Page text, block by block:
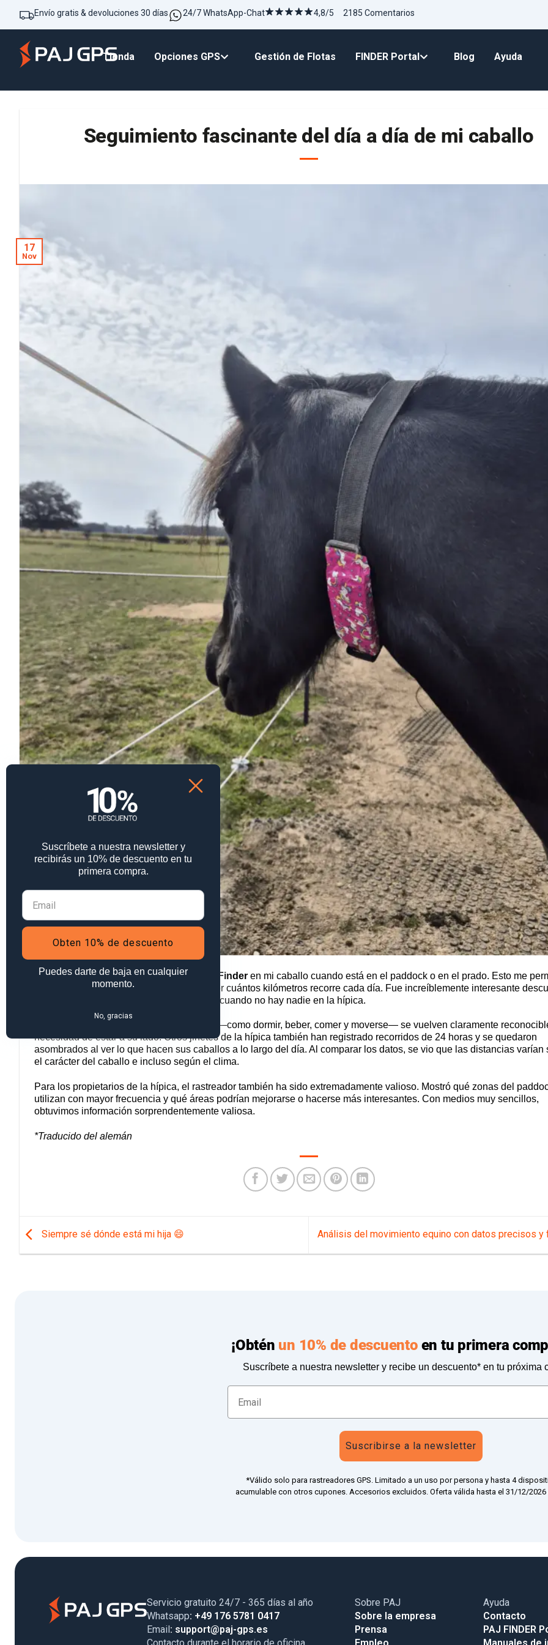
Envío gratis & devoluciones 30 días 24/7 WhatsApp-Chat 4,8/5 2185 Comentarios
Tienda Opciones GPS Gestión de Flotas FINDER Portal Blog Ayuda
Seguimiento fascinante del día a día de mi caballo
17
Nov
Coloco regularmente elPAJ ALLROUND Finder en mi caballo cuando está en el paddock o en el prado. Esto me
seguir sus movimientos en tiempo real y ver cuántos kilómetros recorre cada día. Fue increíblemente interesante
qué lugares pasa exactamente las noches cuando no hay nadie en la hípica.
Los distintos patrones de comportamiento —como dormir, beber, comer y moverse— se vuelven claramente
necesidad de estar a su lado. Otros jinetes de la hípica también han registrado recorridos de 24 horas y se quedaron
asombrados al ver lo que hacen sus caballos a lo largo del día. Al comparar los datos, se vio que las distancias varían
el carácter del caballo e incluso según el clima.
Para los propietarios de la hípica, el rastreador también ha sido extremadamente valioso. Mostró qué zonas del
utilizan con mayor frecuencia y qué áreas podrían mejorarse o hacerse más interesantes. Con medios muy sencillos,
obtuvimos información sorprendentemente valiosa.
*Traducido del alemán
Siempre sé dónde está mi hija 😄 Análisis del movimiento equino con datos precisos y
¡Obtén un 10% de descuentoen tu primera
Suscríbete a nuestra newsletter y recibe un descuento* en tu próxima
Suscribirse a la newsletter
*Válido solo para rastreadores GPS. Limitado a un uso por persona y hasta 4
acumulable con otros cupones. Accesorios excluidos. Oferta válida hasta el 31/12/2026
Servicio gratuito 24/7 - 365 días al año
Whatsapp: +49 176 5781 0417
Email: support@paj-gps.es
Sobre PAJ
Sobre la empresa
Prensa
Ayuda
Contacto
PAJ FINDER
Suscríbete a nuestra newsletter y
recibirás un 10% de descuento en tu
primera compra.
Obten 10% de descuento
Puedes darte de baja en cualquier
momento.
No, gracias